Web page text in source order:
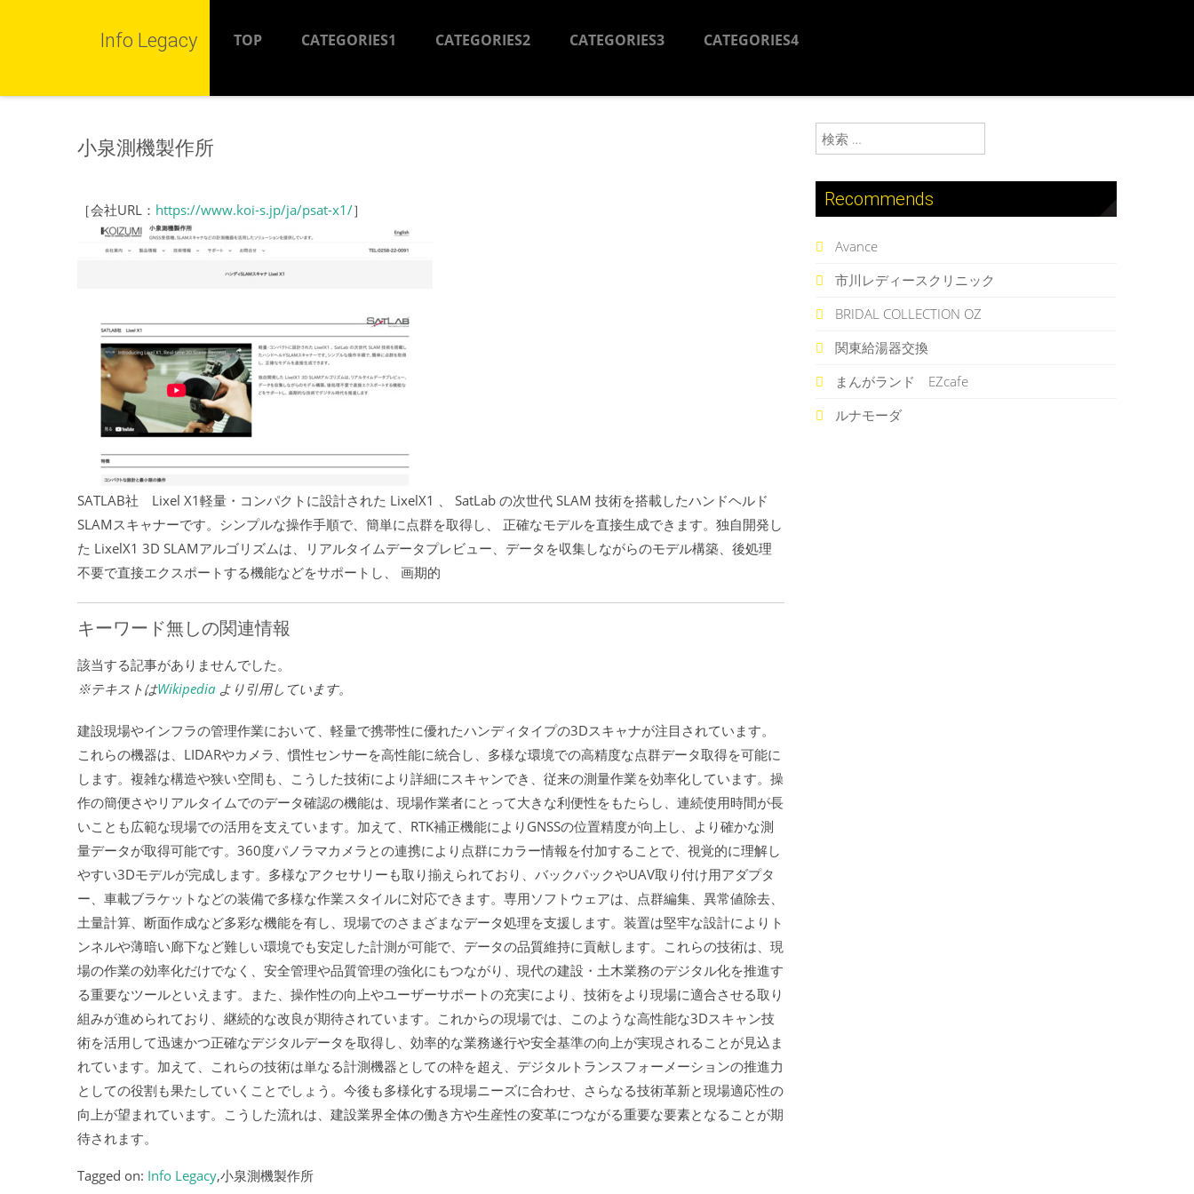
Info Legacy TOP CATEGORIES1 CATEGORIES2 CATEGORIES3 CATEGORIES4
小泉測機製作所
［会社URL： https://www.koi-s.jp/ja/psat-x1/］
SATLAB社 Lixel X1軽量・コンパクトに設計された LixelX1 、 SatLab の次世代 SLAM 技術を搭載したハンドヘルド
SLAMスキャナーです。シンプルな操作手順で、簡単に点群を取得し、 正確なモデルを直接生成できます。独自開発し
た LixelX1 3D SLAMアルゴリズムは、リアルタイムデータプレビュー、データを収集しながらのモデル構築、後処理
不要で直接エクスポートする機能などをサポートし、 画期的
キーワード無しの関連情報
該当する記事がありませんでした。
※テキストはWikipedia より引用しています。
建設現場やインフラの管理作業において、軽量で携帯性に優れたハンディタイプの3Dスキャナが注目されています。
これらの機器は、LIDARやカメラ、慣性センサーを高性能に統合し、多様な環境での高精度な点群データ取得を可能に
します。複雑な構造や狭い空間も、こうした技術により詳細にスキャンでき、従来の測量作業を効率化しています。操
作の簡便さやリアルタイムでのデータ確認の機能は、現場作業者にとって大きな利便性をもたらし、連続使用時間が長
いことも広範な現場での活用を支えています。加えて、RTK補正機能によりGNSSの位置精度が向上し、より確かな測
量データが取得可能です。360度パノラマカメラとの連携により点群にカラー情報を付加することで、視覚的に理解し
やすい3Dモデルが完成します。多様なアクセサリーも取り揃えられており、バックパックやUAV取り付け用アダプタ
ー、車載ブラケットなどの装備で多様な作業スタイルに対応できます。専用ソフトウェアは、点群編集、異常値除去、
土量計算、断面作成など多彩な機能を有し、現場でのさまざまなデータ処理を支援します。装置は堅牢な設計によりト
ンネルや薄暗い廊下など難しい環境でも安定した計測が可能で、データの品質維持に貢献します。これらの技術は、現
場の作業の効率化だけでなく、安全管理や品質管理の強化にもつながり、現代の建設・土木業務のデジタル化を推進す
る重要なツールといえます。また、操作性の向上やユーザーサポートの充実により、技術をより現場に適合させる取り
組みが進められており、継続的な改良が期待されています。これからの現場では、このような高性能な3Dスキャン技
術を活用して迅速かつ正確なデジタルデータを取得し、効率的な業務遂行や安全基準の向上が実現されることが見込ま
れています。加えて、これらの技術は単なる計測機器としての枠を超え、デジタルトランスフォーメーションの推進力
としての役割も果たしていくことでしょう。今後も多様化する現場ニーズに合わせ、さらなる技術革新と現場適応性の
向上が望まれています。こうした流れは、建設業界全体の働き方や生産性の変革につながる重要な要素となることが期
待されます。
Tagged on: Info Legacy,小泉測機製作所
検索:
Recommends
Avance
市川レディースクリニック
BRIDAL COLLECTION OZ
関東給湯器交換
まんがランド EZcafe
ルナモーダ